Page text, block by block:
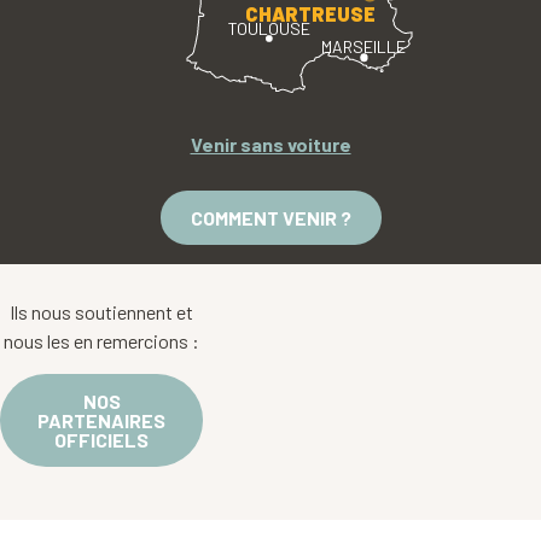
TOULOUSE
MARSEILLE
CHARTREUSE
Venir sans voiture
COMMENT VENIR ?
Ils nous soutiennent et
nous les en remercions :
NOS
PARTENAIRES
OFFICIELS